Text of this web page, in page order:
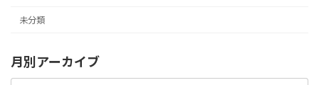
未分類
月別アーカイブ